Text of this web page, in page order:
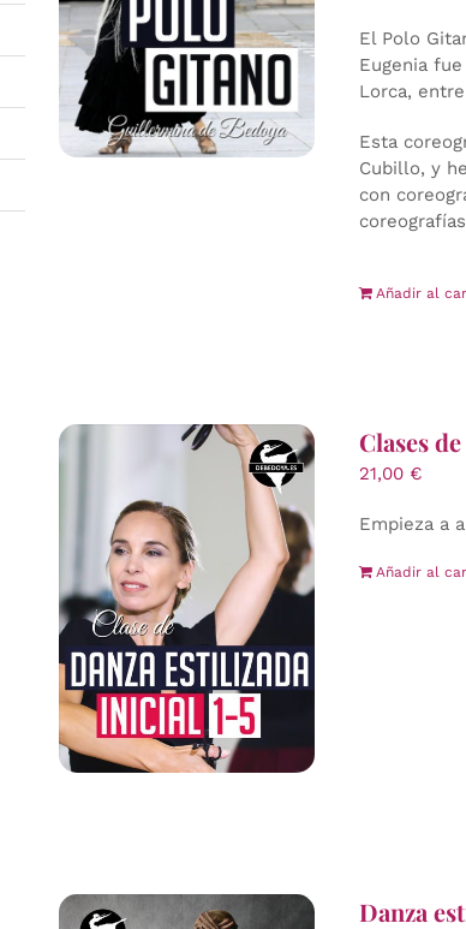
El Polo
Eugenia
Lorca,
Esta
Cubillo, y
con
Añadir al
Clases
21,00 €
Empieza a
Añadir al
Danza